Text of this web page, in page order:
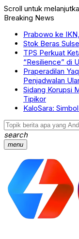
Scroll untuk
Breaking News
Prabowo ke
Stok Beras
TPS Perkuat
“Resilience” di
Praperadilan
Penjadwalan
Sidang Korupsi
Tipikor
KaloSara:
search
menu